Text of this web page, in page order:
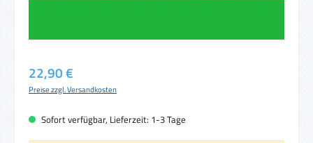
Regulärer Preis:
22,90 €
Preise zzgl. Versandkosten
Sofort verfügbar, Lieferzeit: 1-3 Tage